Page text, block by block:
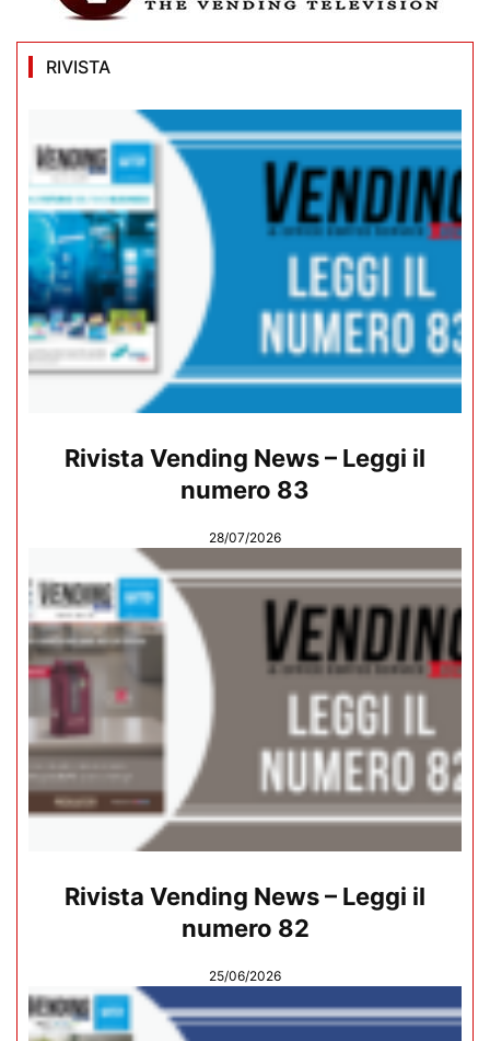
RIVISTA
Rivista Vending News – Leggi il
numero 83
28/07/2026
Rivista Vending News – Leggi il
numero 82
25/06/2026